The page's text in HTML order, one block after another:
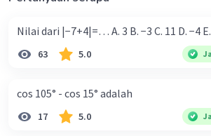
k = 1 ---> x =180° +y
Oleh karena itu, jawaban yang
Beri Rating Balas
Nilai dari |−7+4|=… A. 3 B. −3 C. 11 D. −4
63 5.0
cos 105° - cos 15° adalah
17 5.0